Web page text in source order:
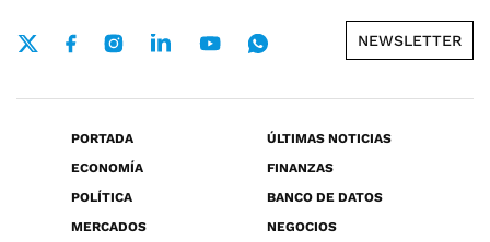
NEWSLETTER
PORTADA
ÚLTIMAS NOTICIAS
ECONOMÍA
FINANZAS
POLÍTICA
BANCO DE DATOS
MERCADOS
NEGOCIOS